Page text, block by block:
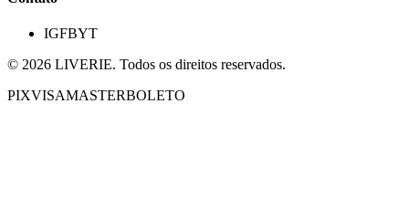
IGFBYT
© 2026 LIVERIE. Todos os direitos reservados.
PIXVISAMASTERBOLETO